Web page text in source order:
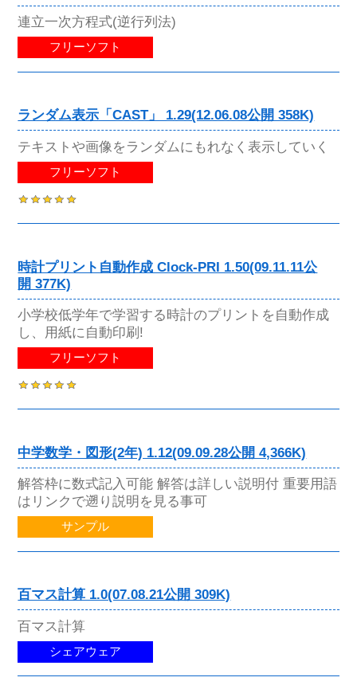
連立一次方程式(逆行列法)
フリーソフト
ランダム表示「CAST」 1.29(12.06.08公開 358K)
テキストや画像をランダムにもれなく表示していく
フリーソフト
時計プリント自動作成 Clock-PRI 1.50(09.11.11公
開 377K)
小学校低学年で学習する時計のプリントを自動作成
し、用紙に自動印刷!
フリーソフト
中学数学・図形(2年) 1.12(09.09.28公開 4,366K)
解答枠に数式記入可能 解答は詳しい説明付 重要用語
はリンクで遡り説明を見る事可
サンプル
百マス計算 1.0(07.08.21公開 309K)
百マス計算
シェアウェア